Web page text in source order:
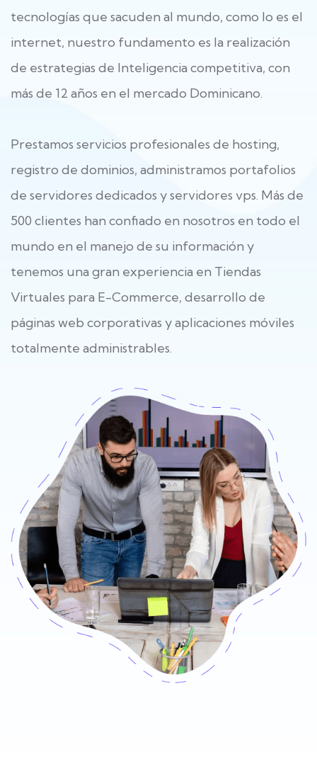
tecnologías que sacuden al mundo, como lo es el
internet, nuestro fundamento es la realización
de estrategias de Inteligencia competitiva, con
más de 12 años en el mercado Dominicano.
Prestamos servicios profesionales de hosting,
registro de dominios, administramos portafolios
de servidores dedicados y servidores vps. Más de
500 clientes han confiado en nosotros en todo el
mundo en el manejo de su información y
tenemos una gran experiencia en Tiendas
Virtuales para E-Commerce, desarrollo de
páginas web corporativas y aplicaciones móviles
totalmente administrables.